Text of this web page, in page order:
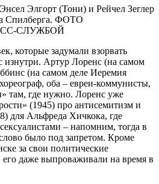
Элгорт (Тони) и Рейчел Зеглер
Спилберга. ФОТО
СЛУЖБОЙ
которые задумали взорвать
изнутри. Артур Лоренс (на самом
(на самом деле Иеремия
оба – евреи-коммунисты,
там, где нужно. Лоренс уже
(1945) про антисемитизм и
для Альфреда Хичкока, где
– напомним, тогда в
было под запретом. Кроме
за свои политические
даже выпроваживали на время в